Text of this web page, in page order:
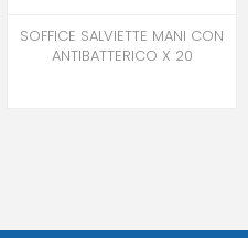
SOFFICE SALVIETTE MANI CON
ANTIBATTERICO X 20